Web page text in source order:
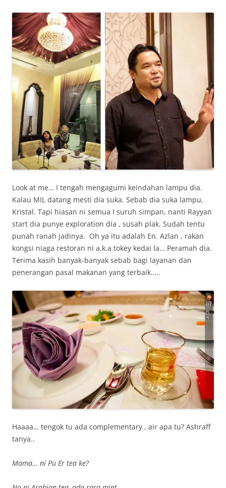
Look at me… I tengah mengagumi keindahan lampu dia.
Kalau MIL datang mesti dia suka. Sebab dia suka lampu,
Kristal. Tapi hiasan ni semua I suruh simpan, nanti Rayyan
start dia punye exploration dia , susah plak. Sudah tentu
punah ranah jadinya. Oh ya itu adalah En. Azlan , rakan
kongsi niaga restoran ni a.k.a tokey kedai la… Peramah dia.
Terima kasih banyak-banyak sebab bagi layanan dan
penerangan pasal makanan yang terbaik…..
Haaaa… tengok tu ada complementary , air apa tu? Ashraff
tanya..
Mama… ni Pu Er tea ke?